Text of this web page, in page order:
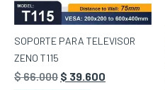
SOPORTE PARA TELEVISOR
ZENO T115
$66.000 $ 39.600